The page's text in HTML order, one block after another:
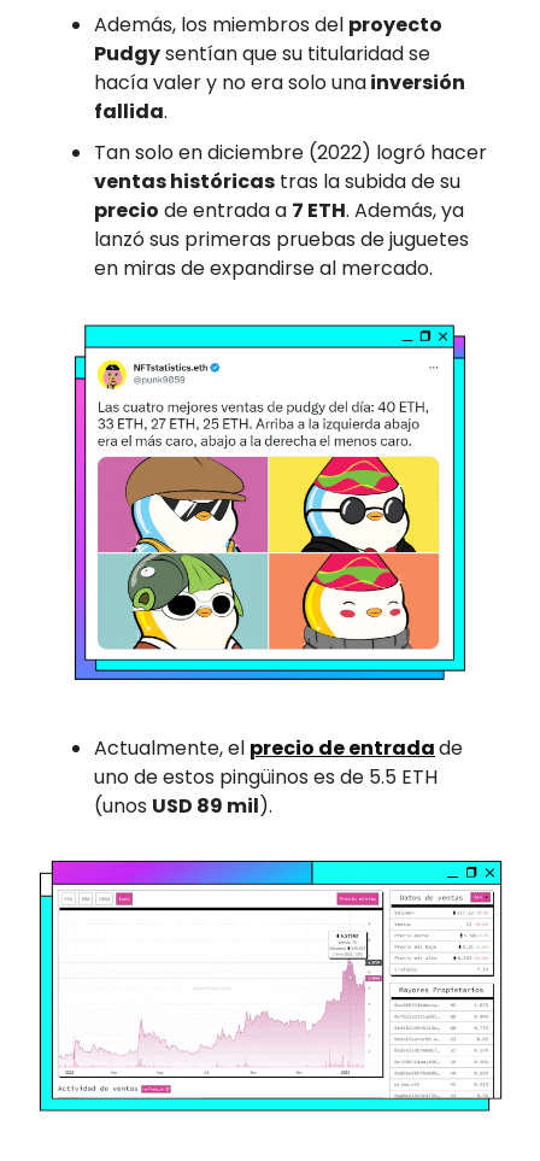
Además, los miembros del proyecto
Pudgysentían que su titularidad se
hacía valer y no era solo unainversión
fallida.
Tan solo en diciembre (2022) logró hacer
ventas históricas tras la subida de su
precio de entrada a 7 ETH. Además, ya
lanzó sus primeras pruebas de juguetes
en miras de expandirse al mercado.
Actualmente, el precio de entradade
uno de estos pingüinos es de 5.5 ETH
(unos USD 89 mil).